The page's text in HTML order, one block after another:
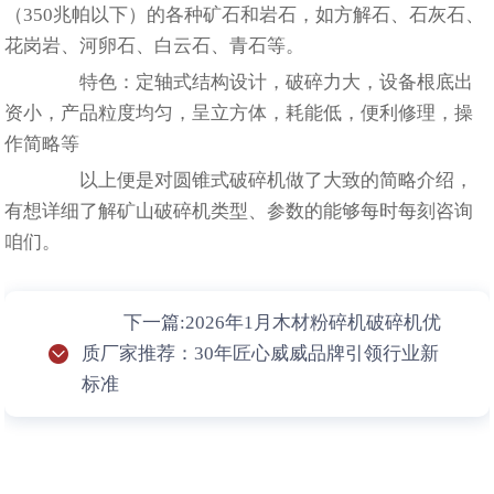
（350兆帕以下）的各种矿石和岩石，如方解石、石灰石、
花岗岩、河卵石、白云石、青石等。
特色：定轴式结构设计，破碎力大，设备根底出
资小，产品粒度均匀，呈立方体，耗能低，便利修理，操
作简略等
以上便是对圆锥式破碎机做了大致的简略介绍，
有想详细了解矿山破碎机类型、参数的能够每时每刻咨询
咱们。
下一篇:2026年1月木材粉碎机破碎机优
质厂家推荐：30年匠心威威品牌引领行业新
标准